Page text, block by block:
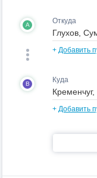
A Откуда
+ Добавить
B Куда
+ Добавить